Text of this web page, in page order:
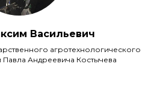
Васильевич
агротехнологического
Павла Андреевича Костычева